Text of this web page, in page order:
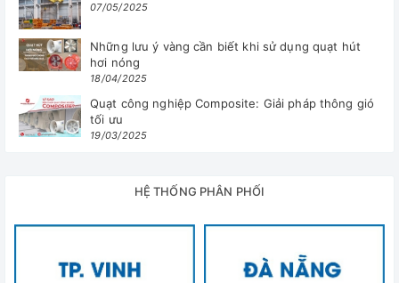
07/05/2025
Những lưu ý vàng cần biết khi sử dụng quạt hút
hơi nóng
18/04/2025
Quạt công nghiệp Composite: Giải pháp thông gió
tối ưu
19/03/2025
HỆ THỐNG PHÂN PHỐI